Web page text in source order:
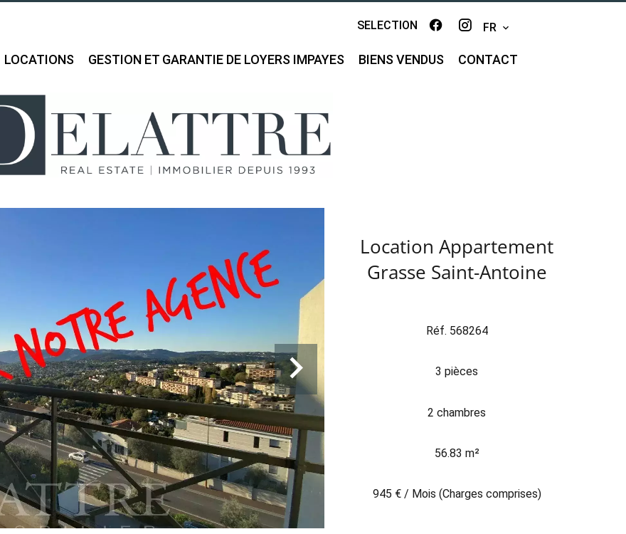
SELECTION FR
LOCATIONS GESTION ET GARANTIE DE LOYERS IMPAYES BIENS VENDUS CONTACT
Location Appartement
Grasse Saint-Antoine
Réf. 568264
3 pièces
2 chambres
56.83 m²
945 € / Mois (Charges comprises)